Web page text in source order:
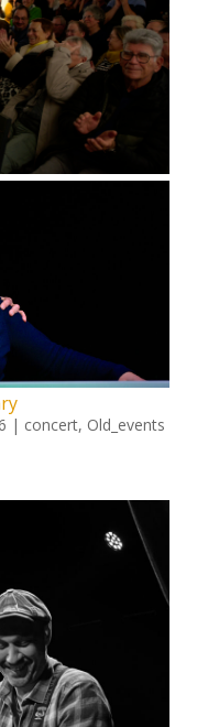
| concert, Old_events